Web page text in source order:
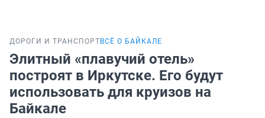
ДОРОГИ И ТРАНСПОРТ ВСЁ О БАЙКАЛЕ
Элитный «плавучий отель»
построят в Иркутске. Его будут
использовать для круизов на
Байкале